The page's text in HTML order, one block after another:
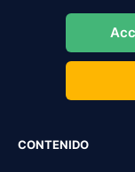
CONTENIDO